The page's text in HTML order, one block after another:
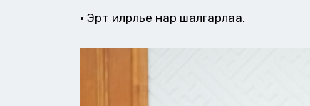
• Эрт илрүүлье нар шалгарлаа.